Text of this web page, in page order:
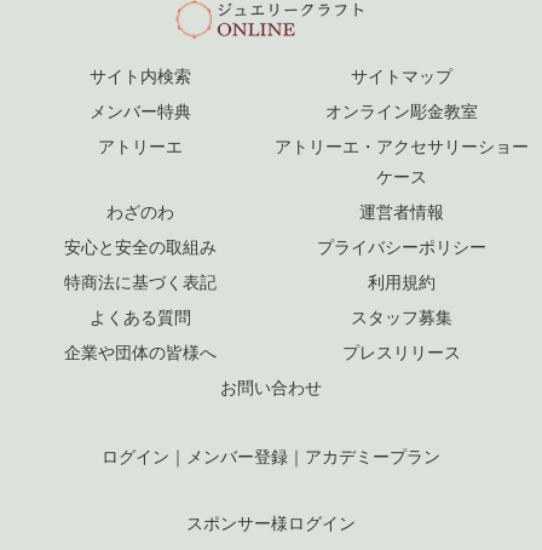
サイト内検索
サイトマップ
メンバー特典
オンライン彫金教室
アトリーエ
アトリーエ・アクセサリーショー
ケース
わざのわ
運営者情報
安心と安全の取組み
プライバシーポリシー
特商法に基づく表記
利用規約
よくある質問
スタッフ募集
企業や団体の皆様へ
プレスリリース
お問い合わせ
ログイン ｜ メンバー登録 ｜ アカデミープラン
スポンサー様ログイン